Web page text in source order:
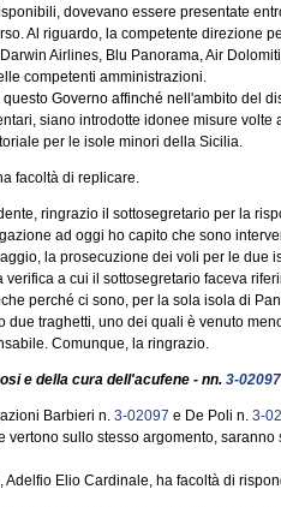
dovevano essere presentate
Al riguardo, la competente direzione
Airlines, Blu Panorama, Air
competenti amministrazioni.
Governo affinché nell'ambito del
siano introdotte idonee misure volte
per le isole minori della Sicilia.
facoltà di replicare.
ringrazio il sottosegretario per la
ad oggi ho capito che sono
la prosecuzione dei voli per le due
a cui il sottosegretario faceva
perché ci sono, per la sola isola di
due traghetti, uno dei quali è venuto
Comunque, la ringrazio.
e della cura dell'acufene - nn. 3-02097
Barbieri n. 3-02097 e De Poli n. 3-
sullo stesso argomento, saranno
Adelfio Elio Cardinale, ha facoltà di